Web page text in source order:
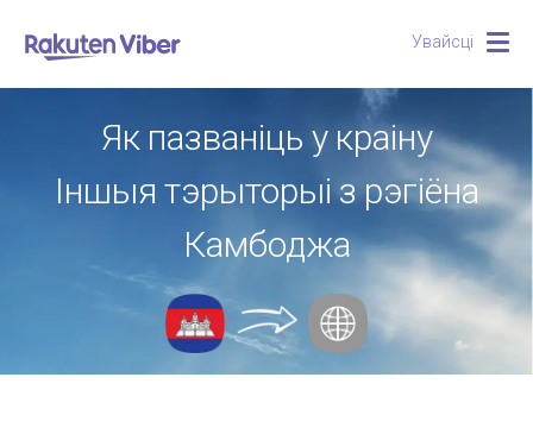
Увайсці
Як пазваніць у краіну
Іншыя тэрыторыі з рэгіёна
Камбоджа